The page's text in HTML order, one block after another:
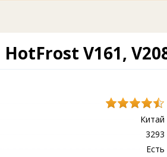
V161,
Китай
3293
Есть